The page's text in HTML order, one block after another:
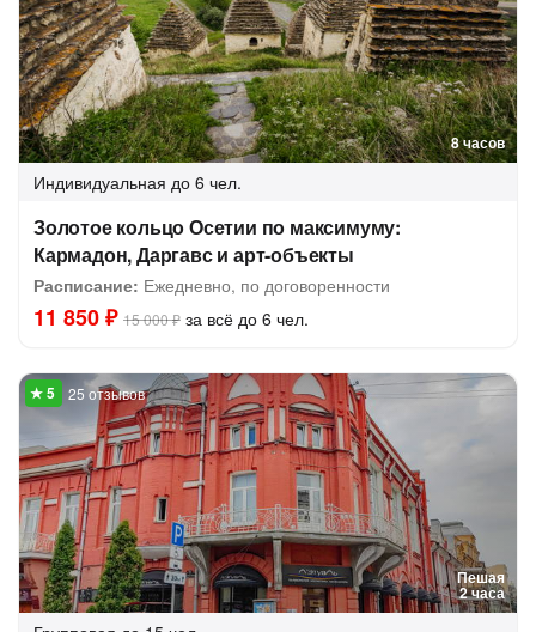
8 часов
Индивидуальная до 6 чел.
Золотое кольцо Осетии по максимуму:
Кармадон, Даргавс и арт-объекты
Расписание: Ежедневно, по договоренности
11 850 ₽ 15 000 ₽ за всё до 6 чел.
Пешая
2 часа
25 отзывов